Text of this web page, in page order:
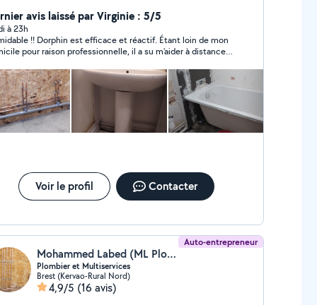
un bon bricoleur
avis laissé par Virginie : 5/5
à 23h
!! Dorphin est efficace et réactif. Étant loin de mon
pour raison professionnelle, il a su m'aider à distance.
. Je recommande les yeux fermés
Voir le profil Contacter
Auto-entrepreneur
Mohammed Labed (ML Plomberie)
Plombier et Multiservices
Brest (Kervao-Rural Nord)
4,9/5 (16 avis)